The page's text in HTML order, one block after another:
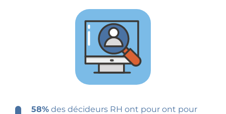
58% des décideurs RH ont pour ont pour